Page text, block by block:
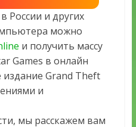
России и других
можно
и получить массу
Games в онлайн
Grand Theft
и
мы расскажем вам